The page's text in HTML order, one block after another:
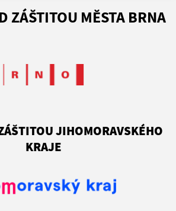
ZÁŠTITOU MĚSTA BRNA
JIHOMORAVSKÉHO
KRAJE